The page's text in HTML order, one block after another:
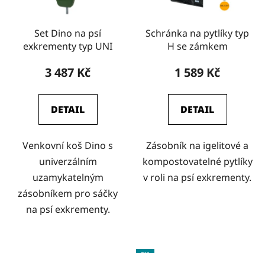
Set Dino na psí
exkrementy typ UNI
3 487 Kč
DETAIL
Venkovní koš Dino s
univerzálním
uzamykatelným
zásobníkem pro sáčky
na psí exkrementy.
Schránka na pytlíky typ
H se zámkem
1 589 Kč
DETAIL
Zásobník na igelitové a
kompostovatelné pytlíky
v roli na psí exkrementy.